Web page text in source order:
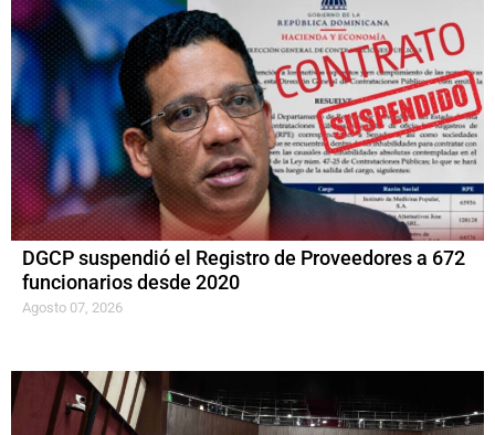
DGCP suspendió el Registro de Proveedores a 672
funcionarios desde 2020
Agosto 07, 2026